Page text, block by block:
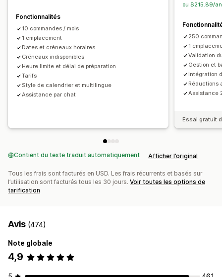
Temps de préparation
Limites de commande
Créneaux horaires
Suivi en temps réel
Notifications par SMS
Notifications par e-mail
Heures d’arrivée estimées
Suivi des commandes Preuve de livraison
Optimisation d’itinéraire
Gestion des expéditions
Synchronisation des commandes
Suivi en temps réel
Notifications par e-mail
Mises à jour des commandes
Fonctionnalités
10 commandes / mois
1 emplacement
Dates et créneaux horaires
Créneaux indisponibles
Heure limite et délai de préparation
Tarifs
Style de calendrier et multilingue
Assistance par chat
ou $215.89/
250
1
Validation
Gestion et
Intégration
Réductions
Assistance
Essai gratuit
Contient du texte traduit automatiquement Afficher l’original
Tous les frais sont facturés en USD. Les frais récurrents et basés sur
l’utilisation sont facturés tous les 30 jours. Voir toutes les options de
tarification
Avis (474)
Note globale
4,9